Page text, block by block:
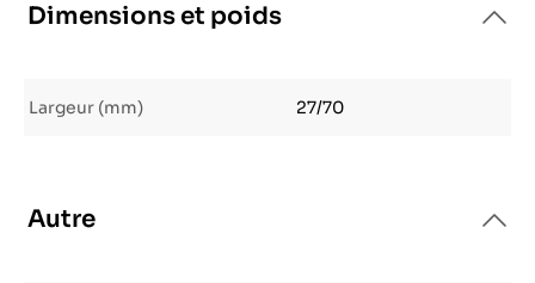
Dimensions et poids
Largeur (mm) 27/70
Autre